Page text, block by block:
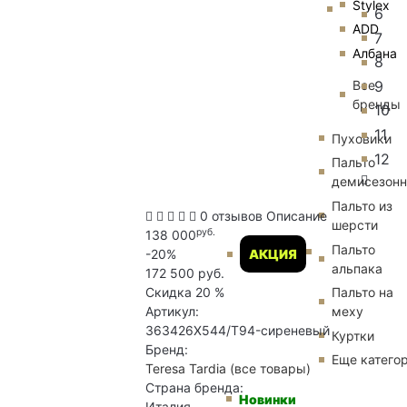
Stylex
ADD
Албана
Все
бренды
АКЦИЯ
Пуховики
Пальто
Пальто из
шерсти
Пальто
альпака
Пальто на
меху
Куртки
Еще
Новинки
6
7
8
9
10
11
12
0 отзывов Описание
138 000руб.
-20%
172 500 руб.
Скидка 20 %
Артикул:
363426X544/T94-сиреневый
Бренд:
Teresa Tardia (все товары)
Страна бренда: